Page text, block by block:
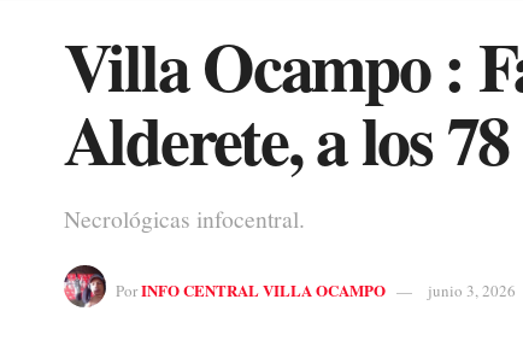
Villa Ocampo :
Alderete, a los
Necrológicas infocentral.
PorINFO CENTRAL VILLA OCAMPO junio 3, 2026